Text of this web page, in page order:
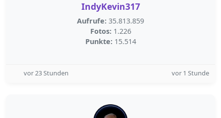
IndyKevin317
Aufrufe: 35.813.859
Fotos: 1.226
Punkte: 15.514
vor 23 Stunden vor 1 Stunde